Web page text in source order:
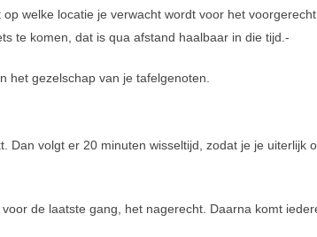
welke locatie je verwacht wordt voor het
te komen, dat is qua afstand haalbaar in die tijd.-
het gezelschap van je tafelgenoten.
Dan volgt er 20 minuten wisseltijd, zodat je je
de laatste gang, het nagerecht. Daarna komt